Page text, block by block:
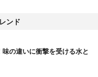
ンド
の違いに衝撃を受ける水と